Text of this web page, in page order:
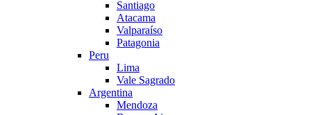
Santiago
Atacama
Valparaíso
Patagonia
Peru
Lima
Vale Sagrado
Argentina
Mendoza